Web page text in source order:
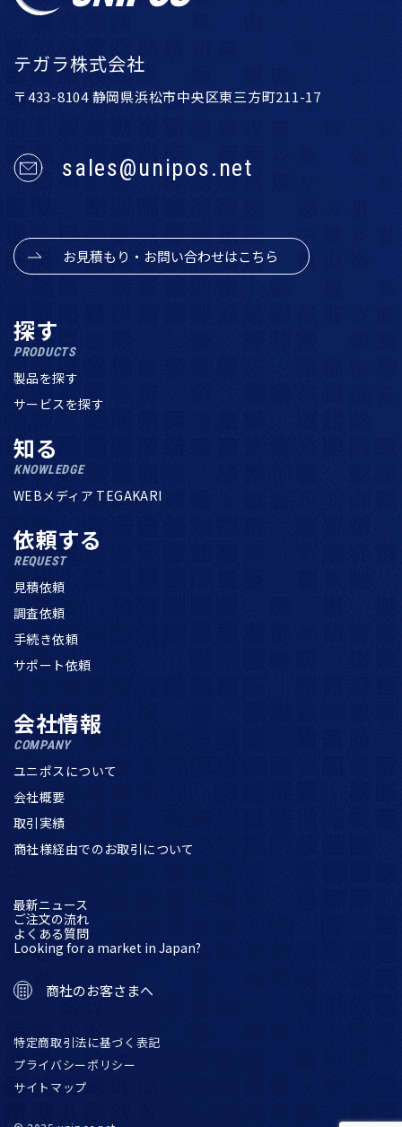
テガラ株式会社
〒433-8104 静岡県浜松市中央区東三方町211-17
sales@unipos.net
お見積もり・お問い合わせはこちら
探す
PRODUCTS
製品を探す
サービスを探す
知る
KNOWLEDGE
WEBメディア TEGAKARI
依頼する
REQUEST
見積依頼
調査依頼
手続き依頼
サポート依頼
会社情報
COMPANY
ユニポスについて
会社概要
取引実績
商社様経由でのお取引について
最新ニュース
ご注文の流れ
よくある質問
Looking for a market in Japan?
商社のお客さまへ
特定商取引法に基づく表記
プライバシーポリシー
サイトマップ